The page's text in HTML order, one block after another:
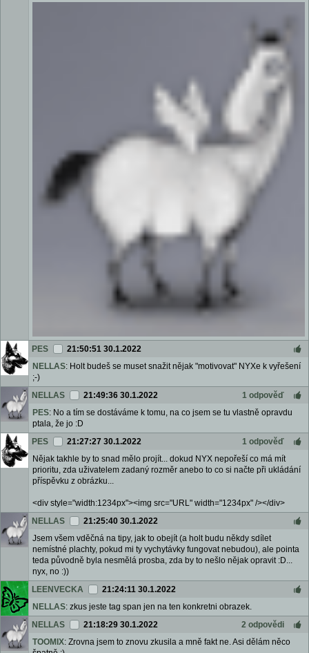
PES
21:50:51 30.1.2022
NELLAS: Holt budeš se muset snažit nějak "motivovat" NYXe k vyřešení
;-)
NELLAS
21:49:36 30.1.2022
1 odpověď
PES: No a tím se dostáváme k tomu, na co jsem se tu vlastně opravdu
ptala, že jo :D
PES
21:27:27 30.1.2022
1 odpověď
Nějak takhle by to snad mělo projít... dokud NYX nepořeší co má mít
prioritu, zda uživatelem zadaný rozměr anebo to co si načte při ukládání
příspěvku z obrázku...
<div style="width:1234px"><img src="URL" width="1234px" /></div>
NELLAS
21:25:40 30.1.2022
Jsem všem vděčná na tipy, jak to obejít (a holt budu někdy sdílet
nemístné plachty, pokud mi ty vychytávky fungovat nebudou), ale pointa
teda původně byla nesmělá prosba, zda by to nešlo nějak opravit :D...
nyx, no :))
LEENVECKA
21:24:11 30.1.2022
NELLAS: zkus jeste tag span jen na ten konkretni obrazek.
NELLAS
21:18:29 30.1.2022
2 odpovědi
TOOMIX: Zrovna jsem to znovu zkusila a mně fakt ne. Asi dělám něco